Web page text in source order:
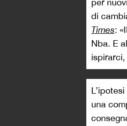
per
di
Times:
Nba. E
una